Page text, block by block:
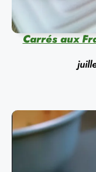
Carrés aux